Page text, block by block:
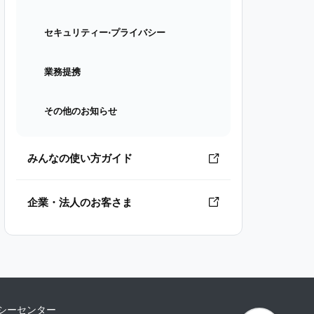
セキュリティー⋅プライバシー
業務提携
その他のお知らせ
みんなの使い方ガイド
企業・法人のお客さま
ーセンター